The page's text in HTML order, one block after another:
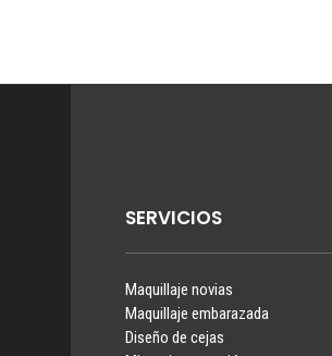
SERVICIOS
Maquillaje novias
Maquillaje embarazada
Diseño de cejas